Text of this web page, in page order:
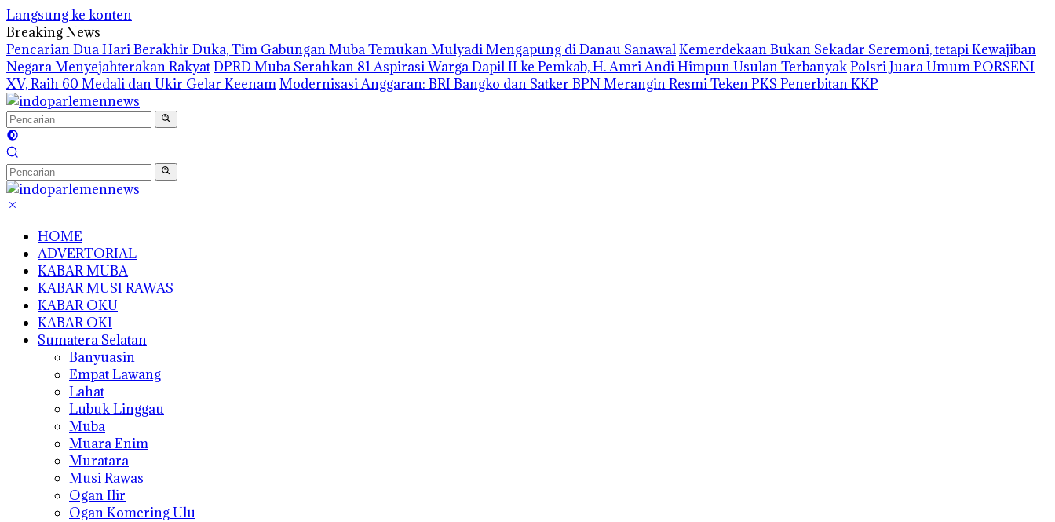
Langsung ke konten
Breaking News
Pencarian Dua Hari Berakhir Duka, Tim Gabungan Muba Temukan Mulyadi Mengapung di Danau SanawalKemerdekaan Bukan Sekadar Seremoni, tetapi Kewajiban
Negara Menyejahterakan RakyatDPRD Muba Serahkan 81 Aspirasi Warga Dapil II ke Pemkab, H. Amri Andi Himpun Usulan TerbanyakPolsri Juara Umum PORSENI
XV, Raih 60 Medali dan Ukir Gelar KeenamModernisasi Anggaran: BRI Bangko dan Satker BPN Merangin Resmi Teken PKS Penerbitan KKP
HOME
ADVERTORIAL
KABAR MUBA
KABAR MUSI RAWAS
KABAR OKU
KABAR OKI
Sumatera Selatan
Banyuasin
Empat Lawang
Lahat
Lubuk Linggau
Muba
Muara Enim
Muratara
Musi Rawas
Ogan Ilir
Ogan Komering Ulu